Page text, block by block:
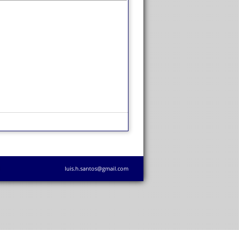
luis.h.santos@gmail.com